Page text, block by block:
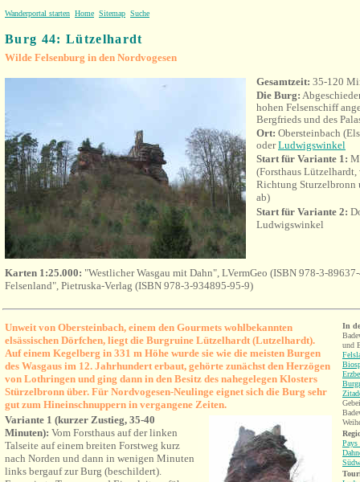
Wanderportal starten Home Sitemap Suche
Burg 44: Lützelhardt
Wilde Felsenburg in den Nordvogesen
Gesamtzeit: 35-120
Die Burg:
hohen Felsenschiff
Bergfrieds und des
Ort: Obersteinbach
oderLudwigswinkel
Start für Variante 1:
(Forsthaus
Richtung Sturzelbronn
ab)
Start für Variante 2:
Ludwigswinkel
Karten 1:25.000: "Westlicher Wasgau mit Dahn", LVermGeo (ISBN 978-3-
Felsenland", Pietruska-Verlag (ISBN 978-3-934895-95-9)
Unweit von Obersteinbach, einem den Gourmets wohlbekannten
elsässischen Dörfchen, liegt die Burgruine Lützelhardt (Lutzelhardt).
Auf einem Kegelberg in 331 m Höhe wurde sie wie die meisten Burgen
des Wasgaus im 12. Jahrhundert erbaut, gehörte zunächst den Herzögen
von Lothringen und ging dann in den Besitz des nahegelegen Klosters
Stürzelbronn über. Für Nordvogesen-Neulinge eignet sich die Burg sehr
gut zum Hineinschnuppern in vergangene Zeiten.
Variante 1 (kurzer Zustieg, 35-40
Minuten): Vom Forsthaus auf der linken
Talseite auf einem breiten Forstweg kurz
nach Norden und dann in wenigen Minuten
links bergauf zur Burg (beschildert).
In
und
Pays